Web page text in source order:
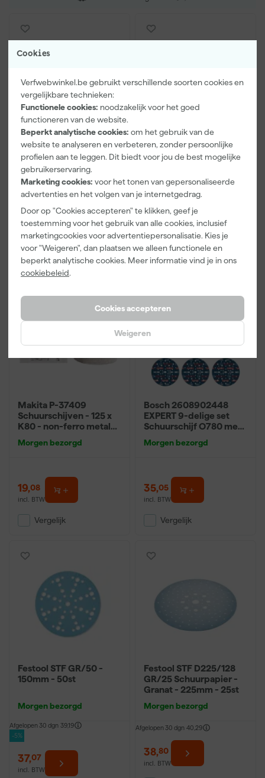
Cookies
Verfwebwinkel.be gebruikt verschillende soorten cookies en
vergelijkbare technieken:
Functionele cookies: noodzakelijk voor het goed
functioneren van de website.
Beperkt analytische cookies: om het gebruik van de
website te analyseren en verbeteren, zonder persoonlijke
profielen aan te leggen. Dit biedt voor jou de best mogelijke
gebruikerservaring.
Marketing cookies: voor het tonen van gepersonaliseerde
advertenties en het volgen van je internetgedrag.
Door op "Cookies accepteren" te klikken, geef je
toestemming voor het gebruik van alle cookies, inclusief
marketingcookies voor advertentiepersonalisatie. Kies je
voor "Weigeren", dan plaatsen we alleen functionele en
beperkt analytische cookies. Meer informatie vind je in ons
cookiebeleid.
Cookies accepteren
Weigeren
Makita Schuurschijf
Hout - 125mm - 8 gaten
- 50st
Morgen bezorgd
22,79
incl. BTW
Vergelijk
Makita Schuurschijf -
125mm - 8 gaten - 50st
Morgen bezorgd
19,08
incl. BTW
Vergelijk
Makita P-37409
Schuurschijven - 125 x
K80 - non-ferro metalen
Morgen bezorgd
19,08
incl. BTW
Vergelijk
Bosch 2608902448
EXPERT 9-delige set
Schuurschijf O780 met
-
Morgen bezorgd
35,05
incl. BTW
Vergelijk
Festool STF GR/50 -
150mm - 50st
Morgen bezorgd
Afgelopen 30 dgn 39,19
-5%
37,07
incl. BTW
Festool STF D225/128
GR/25 Schuurpapier -
Granat - 225mm - 25st
Morgen bezorgd
Afgelopen 30 dgn 40,29
38,80
incl. BTW